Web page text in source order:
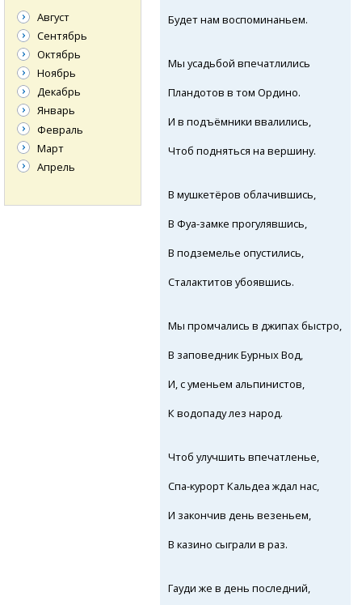
Будет нам воспоминаньем.
Мы усадьбой впечатлились
Пландотов в том Ордино.
И в подъёмники ввалились,
Чтоб подняться на вершину.
В мушкетёров облачившись,
В Фуа-замке прогулявшись,
В подземелье опустились,
Сталактитов убоявшись.
Мы промчались в джипах быстро,
В заповедник Бурных Вод,
И, с уменьем альпинистов,
К водопаду лез народ.
Чтоб улучшить впечатленье,
Спа-курортКальдеа ждал нас,
И закончив день везеньем,
В казино сыграли в раз.
Гауди же в день последний,
Август
Сентябрь
Октябрь
Ноябрь
Декабрь
Январь
Февраль
Март
Апрель